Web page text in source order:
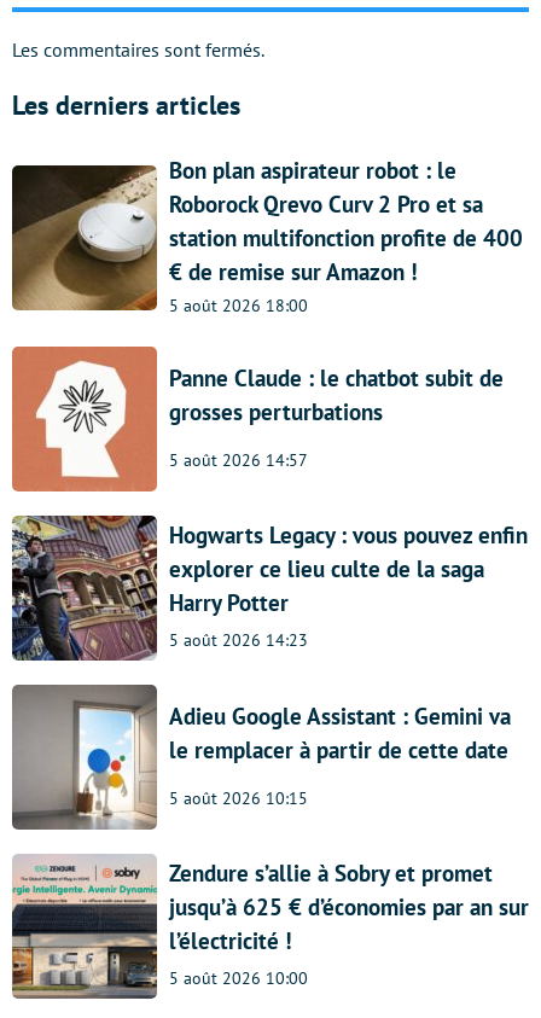
Les commentaires sont fermés.
Les derniers articles
Bon plan aspirateur robot : le
Roborock Qrevo Curv 2 Pro et sa
station multifonction profite de 400
€ de remise sur Amazon !
5 août 2026 18:00
Panne Claude : le chatbot subit de
grosses perturbations
5 août 2026 14:57
Hogwarts Legacy : vous pouvez enfin
explorer ce lieu culte de la saga
Harry Potter
5 août 2026 14:23
Adieu Google Assistant : Gemini va
le remplacer à partir de cette date
5 août 2026 10:15
Zendure s’allie à Sobry et promet
jusqu’à 625 € d’économies par an sur
l’électricité !
5 août 2026 10:00